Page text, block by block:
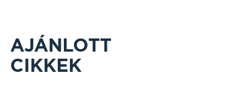
AJÁNLOTT
CIKKEK